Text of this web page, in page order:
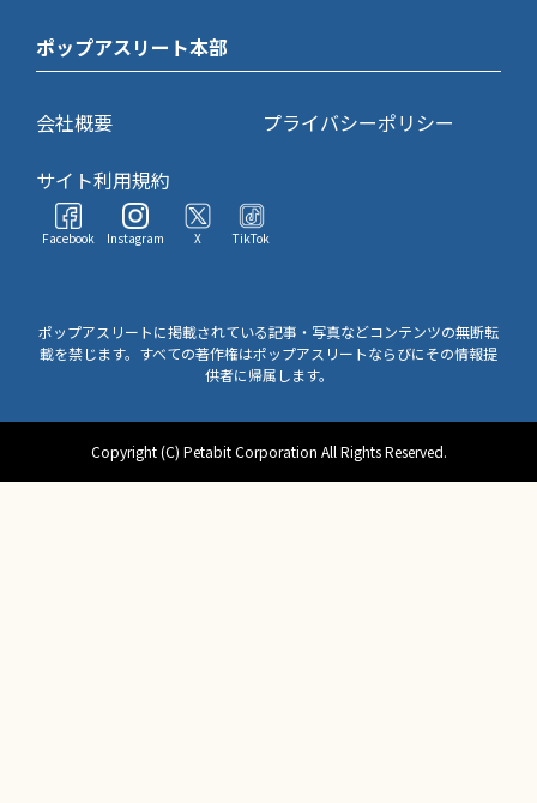
ポップアスリート本部
会社概要
プライバシーポリシー
サイト利用規約
Facebook Instagram X TikTok
ポップアスリートに掲載されている記事・写真などコンテンツの無断転
載を禁じます。すべての著作権はポップアスリートならびにその情報提
供者に帰属します。
Copyright (C) Petabit Corporation All Rights Reserved.